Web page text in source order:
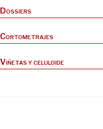
Dossiers
Cortometrajes
Viñetas y celuloide